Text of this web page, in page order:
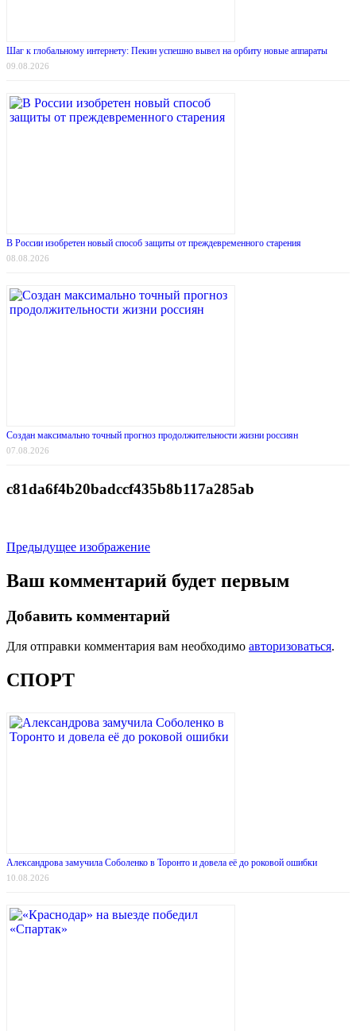
Шаг к глобальному интернету: Пекин успешно вывел на орбиту новые аппараты
09.08.2026
В России изобретен новый способ защиты от преждевременного старения
08.08.2026
Создан максимально точный прогноз продолжительности жизни россиян
07.08.2026
c81da6f4b20badccf435b8b117a285ab
Предыдущее изображение
Ваш комментарий будет первым
Добавить комментарий
Для отправки комментария вам необходимо авторизоваться.
СПОРТ
Александрова замучила Соболенко в Торонто и довела её до роковой ошибки
10.08.2026